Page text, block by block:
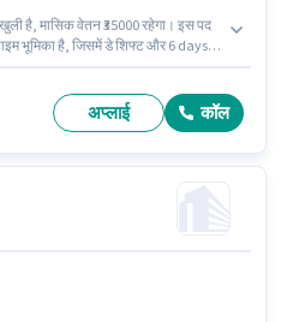
है, मासिक वेतन ₹35000 रहेगा। इस पद
भूमिका है, जिसमें डे शिफ्ट और 6 days
लीडर के रूप में जुड़ें।
अप्लाई कॉल